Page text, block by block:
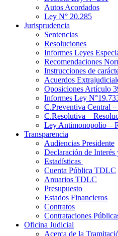
Autos Acordados
Ley N° 20.285
Jurisprudencia
Sentencias
Resoluciones
Informes Leyes
Recomendaciones
Instrucciones de
Acuerdos
Oposiciones Artículo
Informes Ley
C.Preventiva Central
C.Resolutiva –
Ley Antimonopolio –
Transparencia
Audiencias Presidente
Declaración de
Estadísticas
Cuenta Pública TDLC
Anuarios TDLC
Presupuesto
Estados Financieros
Contratos
Contrataciones
Oficina Judicial
Acerca de la